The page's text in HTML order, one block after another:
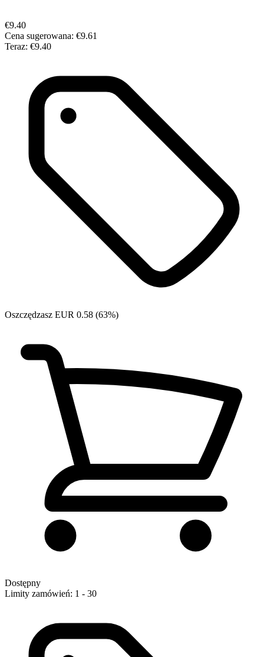
€9.40
Cena sugerowana: €9.61
Teraz: €9.40
Oszczędzasz EUR 0.58 (63%)
Dostępny
Limity zamówień: 1 - 30